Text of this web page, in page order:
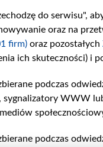
do serwisu",
oraz na
firm) oraz pozostałych
ich skuteczności) i
podczas
WWW
podczas